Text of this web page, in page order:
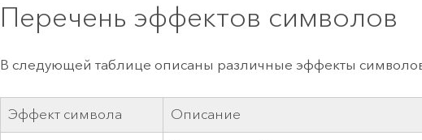
Перечень эффектов символов
В следующей таблице описаны различные эффекты
Эффект символа Описание